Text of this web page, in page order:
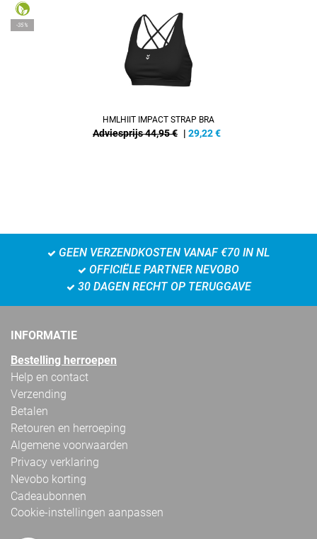
-35%
HMLHIIT IMPACT STRAP BRA
Adviesprijs 44,95 € | 29,22€
GEEN VERZENDKOSTEN VANAF €70 IN NL
OFFICIËLE PARTNER NEVOBO
30 DAGEN RECHT OP TERUGGAVE
INFORMATIE
Bestelling herroepen
Help en contact
Verzending
Betalen
Retouren en herroeping
Algemene voorwaarden
Privacy verklaring
Nevobo korting
Cadeaubonnen
Cookie-instellingen aanpassen